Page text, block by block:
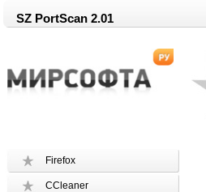
SZ PortScan 2.01
Firefox
CCleaner